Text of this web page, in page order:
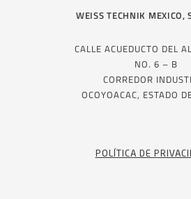
WEISS TECHNIK MEXICO,
CALLE ACUEDUCTO DEL
NO. 6 – B
CORREDOR
OCOYOACAC, ESTADO
POLÍTICA DE